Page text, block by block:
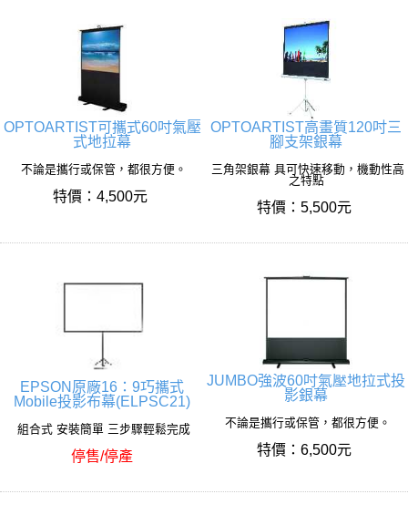
OPTOARTIST可攜式60吋氣壓
式地拉幕
不論是攜行或保管，都很方便。
特價：4,500元
OPTOARTIST高畫質120吋三
腳支架銀幕
三角架銀幕 具可快速移動，機動性高
之特點
特價：5,500元
EPSON原廠16：9巧攜式
Mobile投影布幕(ELPSC21)
組合式 安裝簡單 三步驟輕鬆完成
停售/停產
JUMBO強波60吋氣壓地拉式投
影銀幕
不論是攜行或保管，都很方便。
特價：6,500元